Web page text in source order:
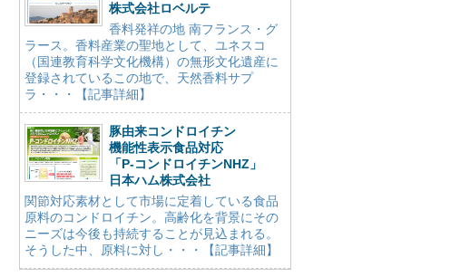
株式会社ロベルテ
香料発祥の地 南フランス・グ
ラース。香料産業の聖地として、ユネスコ
（国連教育科学文化機構）の無形文化遺産に
登録されているこの地で、天然香料サプ
ラ・・・【記事詳細】
豚由来コンドロイチン
機能性表示食品対応
「P-コンドロイチンNHZ」
日本ハム株式会社
関節対応素材として市場に定着している食品
原料のコンドロイチン。高齢化を背景にその
ニーズは今後も持続することが見込まれる。
そうした中、原料に対し・・・【記事詳細】